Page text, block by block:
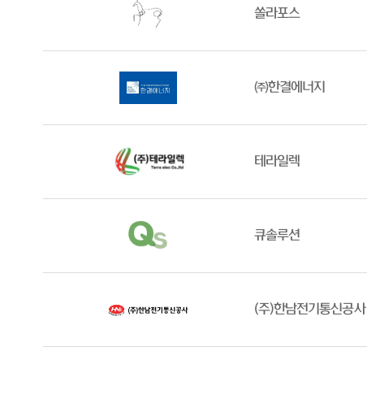
쏠라포스
㈜한결에너지
테라일렉
큐솔루션
(주)한남전기통신공사